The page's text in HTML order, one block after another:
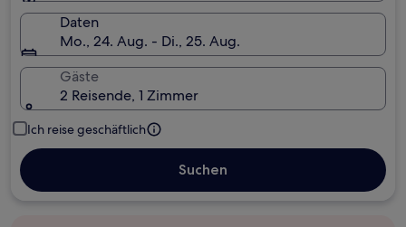
Daten
Mo., 24. Aug. - Di., 25. Aug.
Gäste
2 Reisende, 1 Zimmer
Ich reise geschäftlich
Suchen